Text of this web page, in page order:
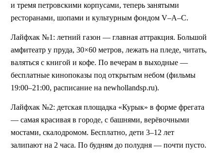
и тремя петровскими корпусами, теперь занятыми
ресторанами, шопами и культурным фондом V–A–C.
Лайфхак №1: летний газон — главная аттракция. Большой
амфитеатр у пруда, 30×60 метров, лежать на пледе, читать,
валяться с книгой и кофе. По вечерам в выходные —
бесплатные кинопоказы под открытым небом (фильмы
19:00–21:00, расписание на newhollandsp.ru).
Лайфхак №2: детская площадка «Курык» в форме фрегата
— самая красивая в городе, с башнями, верёвочными
мостами, скалодромом. Бесплатно, дети 3–12 лет
залипают на 2 часа. По будням до полудня — почти пусто.